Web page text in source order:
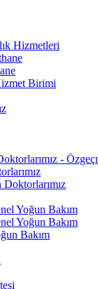
Hizmetleri
Birimi
-
Doktorlarımız
Yoğun Bakım
Yoğun Bakım
Bakım